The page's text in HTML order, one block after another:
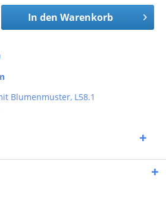
In den Warenkorb
Blumenmuster, L58.1